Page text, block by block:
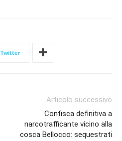
Twitter
Articolo successivo
Confisca definitiva a
narcotrafficante vicino alla
cosca Bellocco: sequestrati